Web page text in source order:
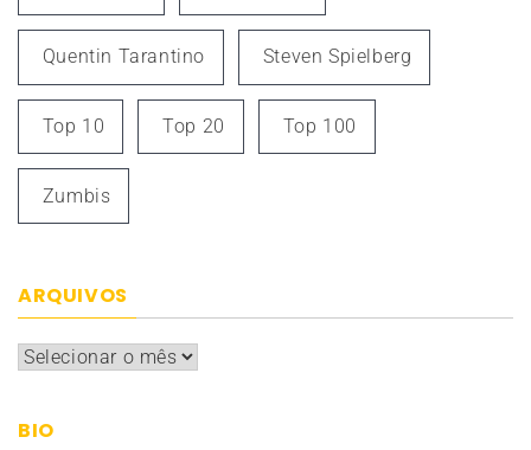
Quentin Tarantino Steven Spielberg
Top 10 Top 20 Top 100
Zumbis
ARQUIVOS
Arquivos
BIO